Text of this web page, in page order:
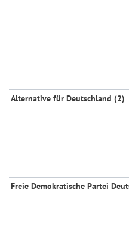
Alternative für Deutschland (2)
Freie Demokratische Partei